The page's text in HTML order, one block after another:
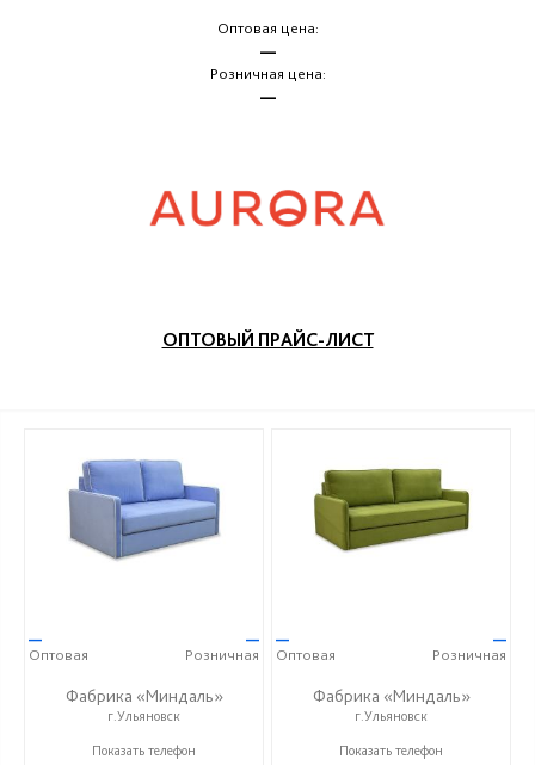
Оптовая цена:
—
Розничная цена:
—
ОПТОВЫЙ ПРАЙС-ЛИСТ
—
Оптовая
—
Розничная
Фабрика «Миндаль»
г.Ульяновск
+7 (927) 630-62-82
Показать телефон
—
Оптовая
—
Розничная
Фабрика «Миндаль»
г.Ульяновск
+7 (927) 630-62-82
Показать телефон